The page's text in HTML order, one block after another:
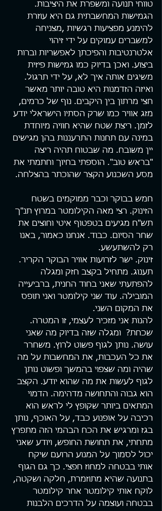
טווחי תנועה ומשפרת את היציבות.
הגמישות המחשבתית גם היא עוזרת
להימנע מפציעות רגשיות ,מצניחה
למשברים עמוקים על ידי זיהוי
אלטרנטיבות והפיכתן לאפשריות וברות
ביצוע. ואכן בדיוק כמו גמישות פיזית
משיגים אותה איך לא, על ידי תרגול.
ואיזה הזדמנות היא טובה יותר מאשר
חצי מרתון בין היקבים. נוף של כרמים,
מזג אוויר כמו שרק הסתיו הישראלי יודע
לזמן. ריצת שטח שהיא חוויה מיוחדת
במינה עם תחנות התרעננות בהן מגישים
יין משובח. מה שבטוח תהיה ריצה
"בראש טוב". הוספתי בחיוך וחתמתי את
מסע השכנוע הקצר שהוכתר בהצלחה.
חמש בבוקר וכבר ממוקמים בשטח
הזינוק. רצי מאה הקילומטר במרוץ תנ"ך
תש"ח מגיעים בטפטוף איטי וחוצים את
שחר הסיום. כבוד. אנחנו כאמור, באנו
רק להשתעשע.
זינוק. ישר לזרועות אוויר הבוקר הקריר.
תענוג. מתחיל בקצב חזק ומגלה
להפתעתי שאני בחוד החנית, ברביעייה
המובילה. עוד שני קילומטר ואני תופס
את המקום השני.
להנות אני מזכיר לעצמי, זו המטרה.
שכחת?  ומגלה שזה בדיוק מה שאני
עושה. נותן לגוף פשוט לרוץ. משחרר
את כל העכבות, את המחשבות על מה
שהיה ומה שצפוי בהמשך ופשוט נותן
לגוף לעשות את מה שהוא יודע. הקצב
הוא גבוה והתחושה מדהימה. הדמוי
המתאים ביותר שקופץ לי לראש הוא
רכיבה על אופנוע כבד, על האוכף, נותן
בגז ומרגיש את הכח הבהמי הזה מתפרץ
מתחתי, את תחושת החופש, ויודע שאני
יכול לסמוך על המנוע הרועם שיקח
אותי בבטחה למחוז חפצי. כך גם הגוף
בתנועה שהיא מתוזמרת, חלקה ושקטה,
לוקח אותי קילומטר אחר קילומטר
בבטחה ועוצמה על הדרכים הלבנות